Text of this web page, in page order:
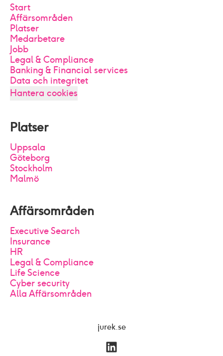
Start
Affärsområden
Platser
Medarbetare
Jobb
Legal & Compliance
Banking & Financial services
Data och integritet
Hantera cookies
Platser
Uppsala
Göteborg
Stockholm
Malmö
Affärsområden
Executive Search
Insurance
HR
Legal & Compliance
Life Science
Cyber security
Alla Affärsområden
jurek.se